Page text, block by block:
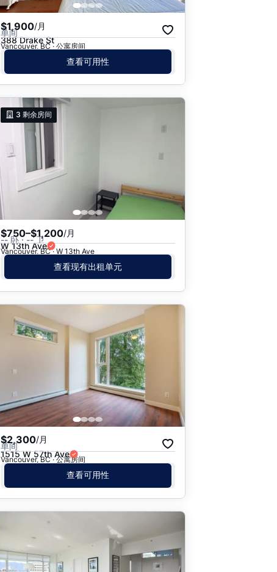
$1,900/月
单间
388 Drake St
Vancouver, BC · 公寓房间
查看可用性
3 剩余房间
$750–$1,200/月
-- 卧 · -- 卫
W 13th Ave
Vancouver, BC · W 13th Ave
查看现有出租单元
$2,300/月
单间
1515 W 57th Ave
Vancouver, BC · 公寓房间
查看可用性